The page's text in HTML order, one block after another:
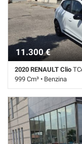
di parcheggio posteriori
system • Specchietti
• Volante multifunzione
11.300 €
2020 RENAULT Clio
999 Cm³ • Benzina
64.000 Km • Cambio
Airbag • Airbag laterali
Autoradio digitale •
centralizzata •
Controllo trazione •